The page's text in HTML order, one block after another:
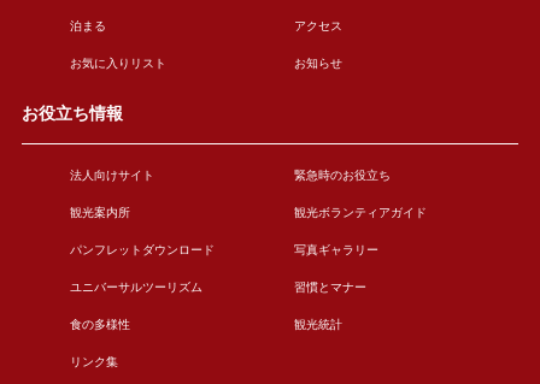
泊まる アクセス
お気に入りリスト お知らせ
お役立ち情報
法人向けサイト 緊急時のお役立ち
観光案内所 観光ボランティアガイド
パンフレットダウンロード 写真ギャラリー
ユニバーサルツーリズム 習慣とマナー
食の多様性 観光統計
リンク集